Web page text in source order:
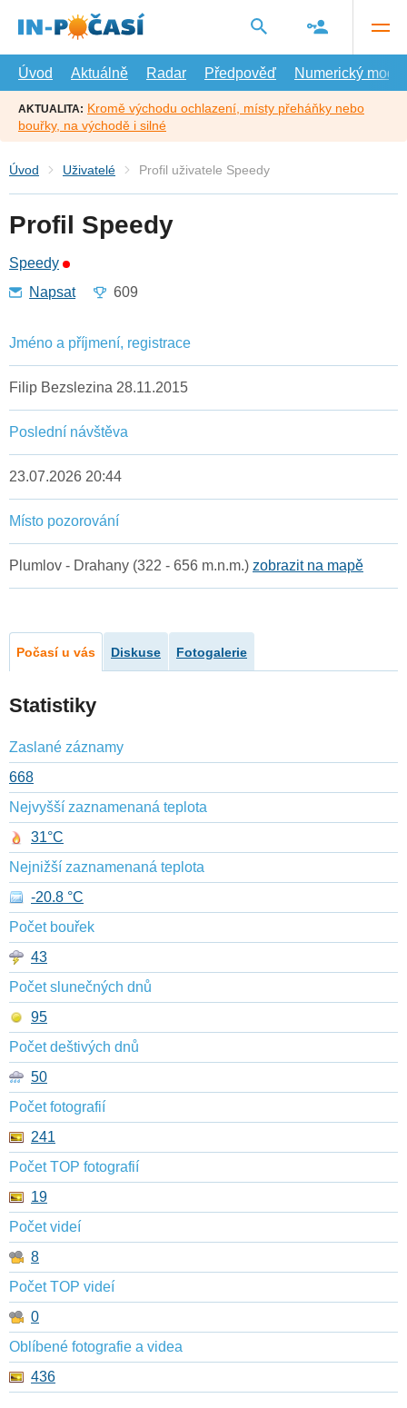
hlavní
Úvod
Aktuálně Radar Předpověď Numerický model
AKTUALITA: Kromě východu ochlazení, místy přeháňky nebo
bouřky, na východě i silné
Úvod Uživatelé Profil uživatele Speedy
Profil Speedy
Speedy
Napsat
609
Jméno a příjmení, registrace
Filip Bezslezina 28.11.2015
Poslední návštěva
23.07.2026 20:44
Místo pozorování
Plumlov - Drahany (322 - 656 m.n.m.) zobrazit na mapě
Počasí u vás Diskuse Fotogalerie
Statistiky
Zaslané záznamy
668
Nejvyšší zaznamenaná teplota
31°C
Nejnižší zaznamenaná teplota
-20.8 °C
Počet bouřek
43
Počet slunečných dnů
95
Počet deštivých dnů
50
Počet fotografií
241
Počet TOP fotografií
19
Počet videí
8
Počet TOP videí
0
Oblíbené fotografie a videa
436